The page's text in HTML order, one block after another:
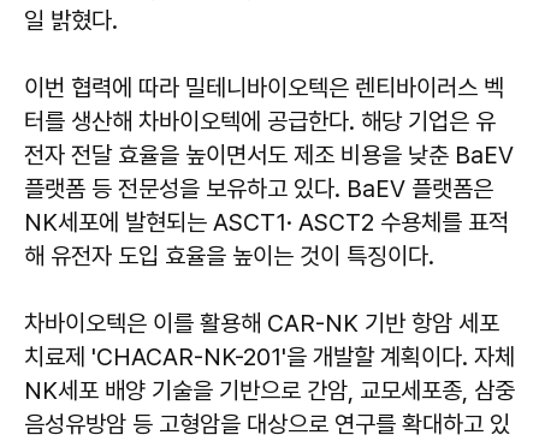
일 밝혔다.
이번 협력에 따라 밀테니바이오텍은 렌티바이러스 벡
터를 생산해 차바이오텍에 공급한다. 해당 기업은 유
전자 전달 효율을 높이면서도 제조 비용을 낮춘 BaEV
플랫폼 등 전문성을 보유하고 있다. BaEV 플랫폼은
NK세포에 발현되는 ASCT1· ASCT2 수용체를 표적
해 유전자 도입 효율을 높이는 것이 특징이다.
차바이오텍은 이를 활용해 CAR-NK 기반 항암 세포
치료제 'CHACAR-NK-201'을 개발할 계획이다. 자체
NK세포 배양 기술을 기반으로 간암, 교모세포종, 삼중
음성유방암 등 고형암을 대상으로 연구를 확대하고 있